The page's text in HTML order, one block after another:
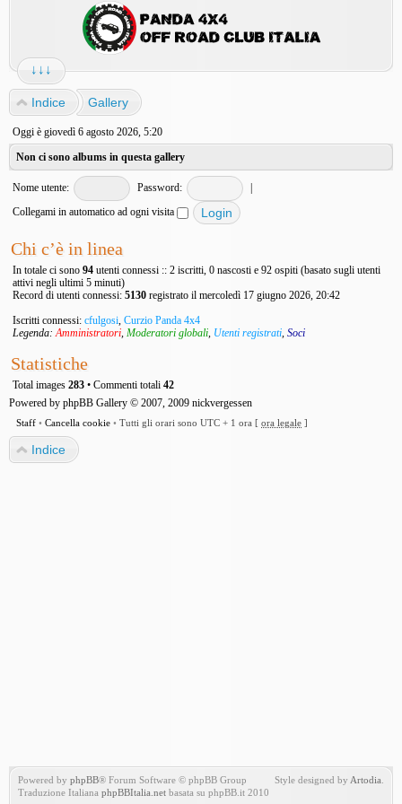
↓↓↓
Indice Gallery
Oggi è giovedì 6 agosto 2026, 5:20
Non ci sono albums in questa gallery
Nome utente: Password:
|
Collegami in automatico ad ogni visita
Chi c’è in linea
In totale ci sono 94 utenti connessi :: 2 iscritti, 0 nascosti e 92 ospiti (basato sugli utenti
attivi negli ultimi 5 minuti)
Record di utenti connessi: 5130 registrato il mercoledì 17 giugno 2026, 20:42
Iscritti connessi: cfulgosi, Curzio Panda 4x4
Legenda:Amministratori, Moderatori globali, Utenti registrati, Soci
Statistiche
Total images 283 • Commenti totali 42
Powered by phpBB Gallery © 2007, 2009 nickvergessen
Staff • Cancella cookie • Tutti gli orari sono UTC + 1 ora [ ora legale ]
Indice
Powered by phpBB® Forum Software © phpBB Group
Traduzione Italiana phpBBItalia.net basata su phpBB.it 2010
Style designed by Artodia